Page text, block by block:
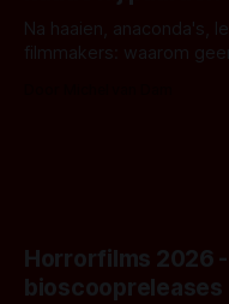
Na haaien, anaconda's,
filmmakers: waarom
Horrorfilms 2026
bioscoopreleases